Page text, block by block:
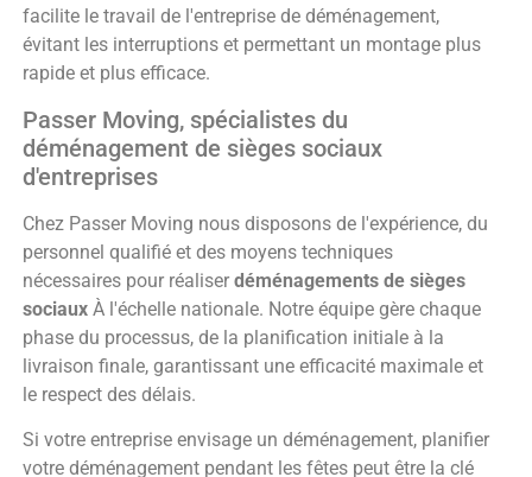
facilite le travail de l'entreprise de déménagement,
évitant les interruptions et permettant un montage plus
rapide et plus efficace.
Passer Moving, spécialistes du
déménagement de sièges sociaux
d'entreprises
Chez Passer Moving nous disposons de l'expérience, du
personnel qualifié et des moyens techniques
nécessaires pour réaliser déménagements de sièges
sociauxÀ l'échelle nationale. Notre équipe gère chaque
phase du processus, de la planification initiale à la
livraison finale, garantissant une efficacité maximale et
le respect des délais.
Si votre entreprise envisage un déménagement, planifier
votre déménagement pendant les fêtes peut être la clé